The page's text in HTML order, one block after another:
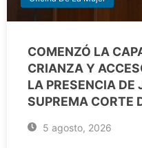
COMENZÓ LA
CRIANZA Y
LA PRESENCIA DE
SUPREMA CORTE
5 agosto, 2026